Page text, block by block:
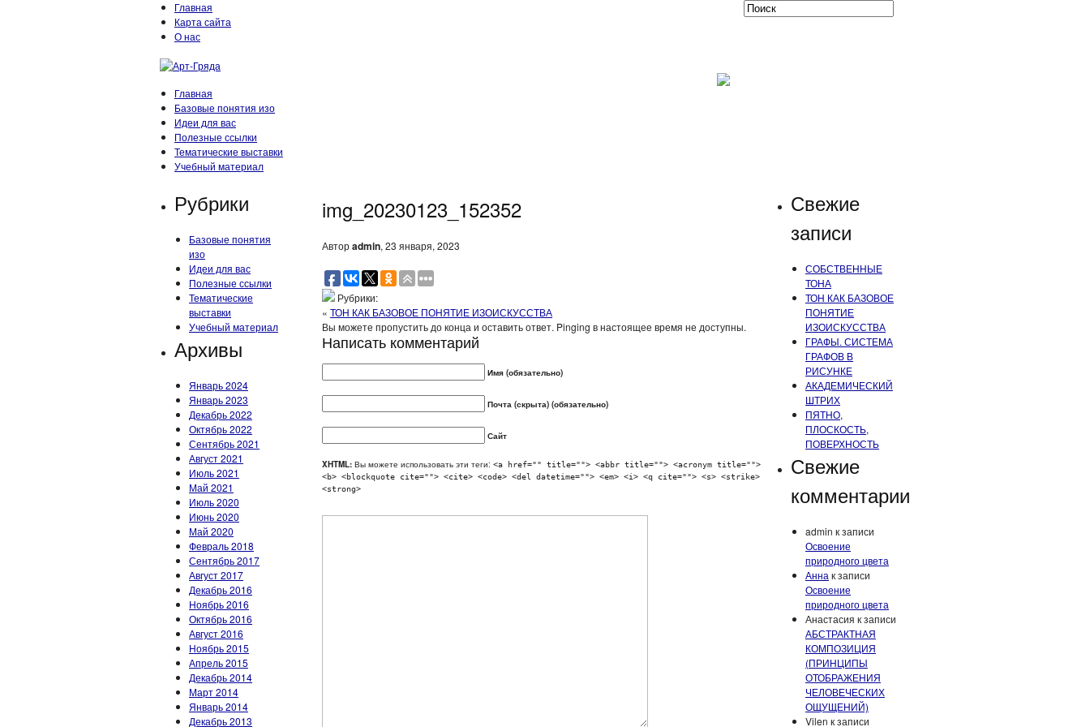
Главная
Карта сайта
О нас
Главная
Базовые понятия изо
Идеи для вас
Полезные ссылки
Тематические выставки
Учебный материал
Рубрики
Базовые понятия
изо
Идеи для вас
Полезные ссылки
Тематические
выставки
Учебный материал
Архивы
Январь 2024
Январь 2023
Декабрь 2022
Октябрь 2022
Сентябрь 2021
Август 2021
Июль 2021
Май 2021
Июль 2020
Июнь 2020
Май 2020
Февраль 2018
Сентябрь 2017
Август 2017
Декабрь 2016
Ноябрь 2016
Октябрь 2016
Август 2016
Ноябрь 2015
Апрель 2015
Декабрь 2014
Март 2014
Январь 2014
Декабрь 2013
img_20230123_152352
Авторadmin, 23 января, 2023
Рубрики:
« ТОН КАК БАЗОВОЕ ПОНЯТИЕ ИЗОИСКУССТВА
Вы можете пропустить до конца и оставить ответ. Pinging в настоящее время не доступны.
Написать комментарий
Имя (обязательно)
Почта (скрыта) (обязательно)
Сайт
XHTML: Вы можете использовать эти теги: <a href="" title=""> <abbr title=""> <acronym title="">
<b> <blockquote cite=""> <cite> <code> <del datetime=""> <em> <i> <q cite=""> <s> <strike>
<strong>
Свежие
записи
СОБСТВЕННЫЕ
ТОНА
ТОН КАК БАЗОВОЕ
ПОНЯТИЕ
ИЗОИСКУССТВА
ГРАФЫ. СИСТЕМА
ГРАФОВ В
РИСУНКЕ
АКАДЕМИЧЕСКИЙ
ШТРИХ
ПЯТНО,
ПЛОСКОСТЬ,
ПОВЕРХНОСТЬ
Свежие
комментарии
admin к записи
Освоение
природного цвета
Анна к записи
Освоение
природного цвета
Анастасия к записи
АБСТРАКТНАЯ
КОМПОЗИЦИЯ
(ПРИНЦИПЫ
ОТОБРАЖЕНИЯ
ЧЕЛОВЕЧЕСКИХ
ОЩУЩЕНИЙ)
Vilen к записи